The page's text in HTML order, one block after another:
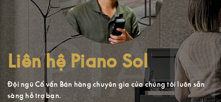
Liên hệ Piano Sol
Đội ngũ Cố vấn Bán hàng chuyên gia của chúng tôi luôn sẵn
sàng hỗ trợ bạn.